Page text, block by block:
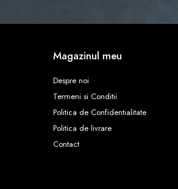
Magazinul meu
Despre noi
Termeni si Conditii
Politica de Confidentialitate
Politica de livrare
Contact